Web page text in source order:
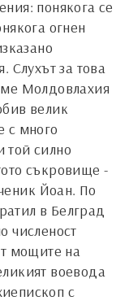
понякога се
огнен
Слухът за това
Молдовлахия
велик
с много
той силно
съкровище -
Йоан. По
в Белград
численост
мощите на
воевода
с